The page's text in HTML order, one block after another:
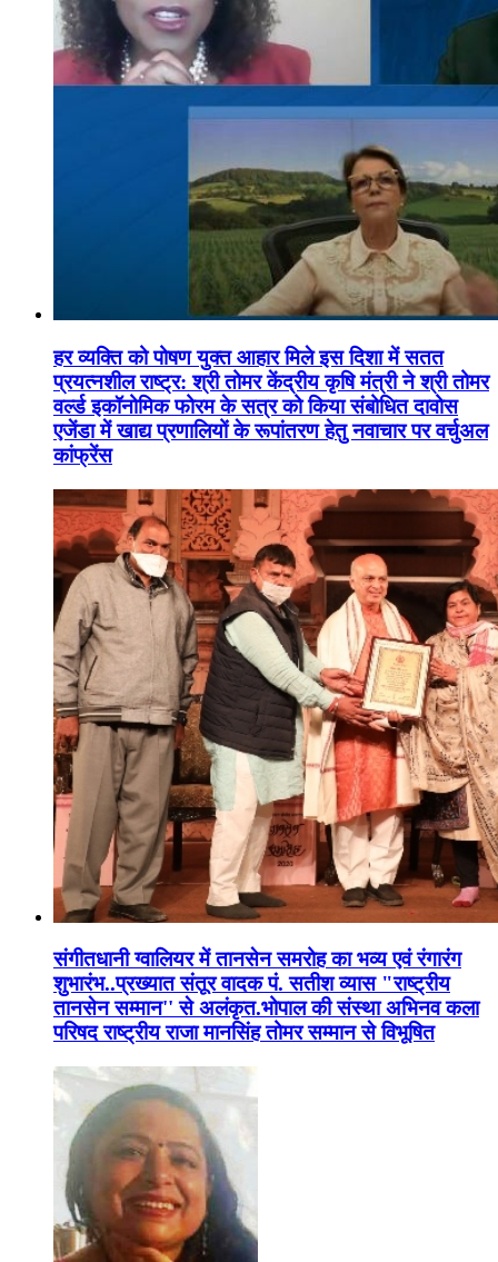
हर व्यक्ति को पोषण युक्त आहार मिले इस दिशा में सतत
प्रयत्नशील राष्ट्र: श्री तोमर केंद्रीय कृषि मंत्री ने श्री तोमर
वर्ल्ड इकॉनोमिक फोरम के सत्र को किया संबोधित दावोस
एजेंडा में खाद्य प्रणालियों के रूपांतरण हेतु नवाचार पर वर्चुअल
कांफ्रेंस
संगीतधानी ग्वालियर में तानसेन समरोह का भव्य एवं रंगारंग
शुभारंभ..प्रख्यात संतूर वादक पं. सतीश व्यास "राष्ट्रीय
तानसेन सम्मान'' से अलंकृत.भोपाल की संस्था अभिनव कला
परिषद राष्ट्रीय राजा मानसिंह तोमर सम्मान से विभूषित